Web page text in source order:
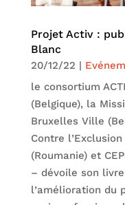
Projet Activ :
Blanc
20/12/22 |
le consortium
(Belgique), la
Bruxelles Ville
Contre
(Roumanie) et
– dévoile son
l’amélioration du